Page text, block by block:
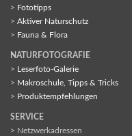
> Fototipps
> Aktiver Naturschutz
> Fauna & Flora
NATURFOTOGRAFIE
> Leserfoto-Galerie
> Makroschule, Tipps & Tricks
> Produktempfehlungen
SERVICE
> Netzwerkadressen